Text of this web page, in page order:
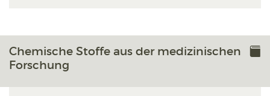
Chemische Stoffe aus der medizinischen
Forschung